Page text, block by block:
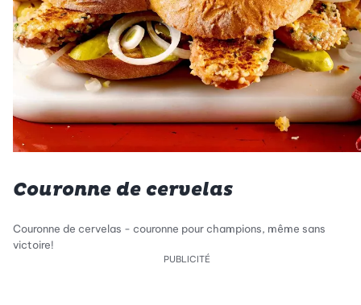
Couronne de cervelas
Couronne de cervelas - couronne pour champions, même sans
victoire!
PUBLICITÉ